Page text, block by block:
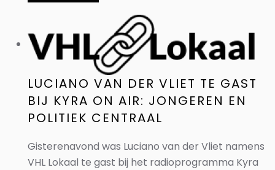
LUCIANO VAN DER VLIET TE GAST
BIJ KYRA ON AIR: JONGEREN EN
POLITIEK CENTRAAL
Gisterenavond was Luciano van der Vliet namens
VHL Lokaal te gast bij het radioprogramma Kyra